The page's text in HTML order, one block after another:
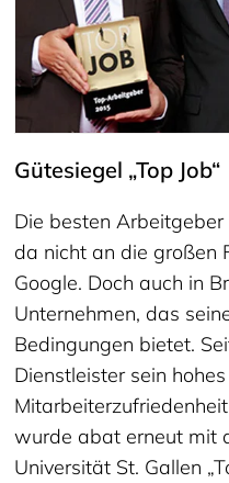
Gütesiegel „Top Job“
Die besten
da nicht an die großen
Google. Doch auch in
Unternehmen, das
Bedingungen bietet.
Dienstleister sein
wurde abat erneut mit
Universität St. Gallen